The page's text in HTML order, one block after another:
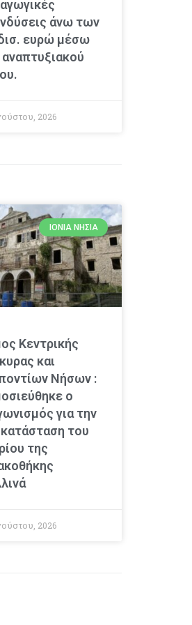
άνω των
ευρώ μέσω
2026
ΙΌΝΙΑ ΝΗΣΙΆ
Κεντρικής
και
Νήσων :
ο
για την
του
της
2026